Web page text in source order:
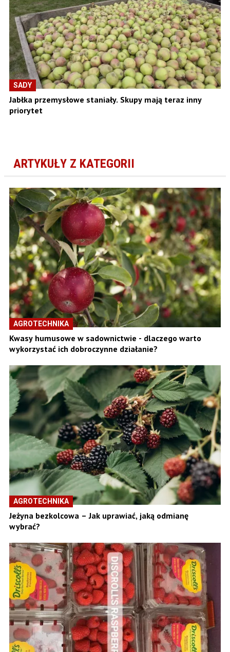
SADY
Jabłka przemysłowe staniały. Skupy mają teraz inny
priorytet
ARTYKUŁY Z KATEGORII
AGROTECHNIKA
Kwasy humusowe w sadownictwie - dlaczego warto
wykorzystać ich dobroczynne działanie?
AGROTECHNIKA
Jeżyna bezkolcowa – Jak uprawiać, jaką odmianę
wybrać?